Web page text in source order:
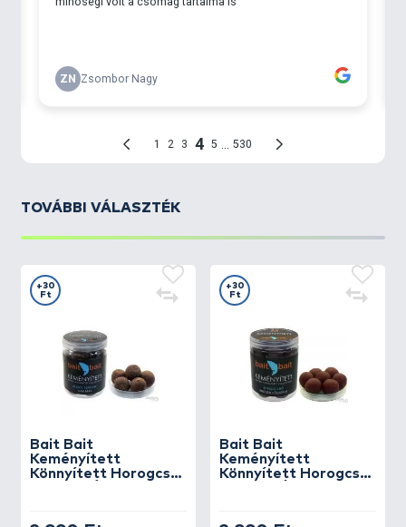
TOVÁBBI VÁLASZTÉK
Bait Bait
Keményített
Könnyített Horogcsali
+30
Ft
Bait Bait
Keményített
Könnyített Horogcsali
+30
Ft